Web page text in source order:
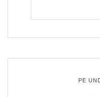
PE